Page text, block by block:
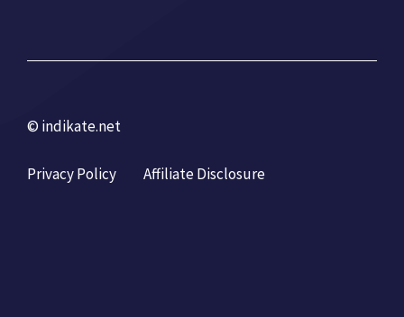
© indikate.net
Privacy Policy Affiliate Disclosure